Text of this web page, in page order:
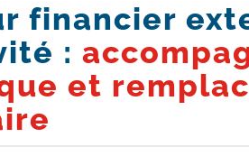
financier
:
et